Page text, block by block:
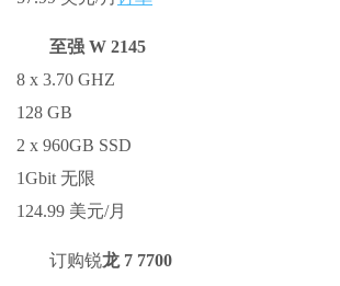
至强 W 2145
8 x 3.70 GHZ
128 GB
2 x 960GB SSD
1Gbit 无限
124.99 美元/月
订购锐龙 7 7700